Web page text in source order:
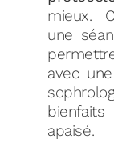
mieux.
une
avec une
apaisé.